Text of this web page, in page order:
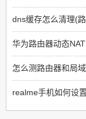
dns缓存怎么清理(
华为路由器动态
怎么测路由器和局
realme手机如何设